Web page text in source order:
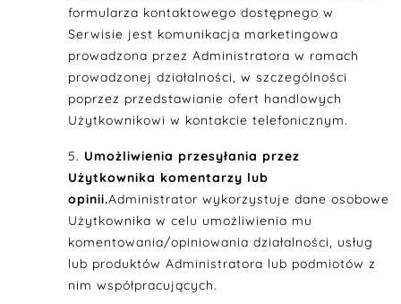
formularza kontaktowego dostępnego w
Serwisie jest komunikacja marketingowa
prowadzona przez Administratora w ramach
prowadzonej działalności, w szczególności
poprzez przedstawianie ofert handlowych
Użytkownikowi w kontakcie telefonicznym.
Umożliwienia przesyłania przez
Użytkownika komentarzy lub
opinii.Administrator wykorzystuje dane osobowe
Użytkownika w celu umożliwienia mu
komentowania/opiniowania działalności, usług
lub produktów Administratora lub podmiotów z
nim współpracujących.